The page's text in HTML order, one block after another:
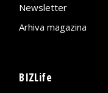
Newsletter
Arhiva magazina
BIZLife